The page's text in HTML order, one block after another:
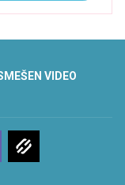
VIDEO